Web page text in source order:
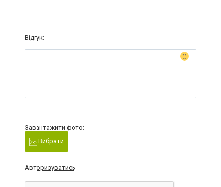
Відгук:
Завантажити фото:
Вибрати
Авторизуватись